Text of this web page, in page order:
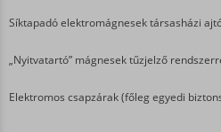
Síktapadó elektromágnesek társasházi
„Nyitvatartó” mágnesek tűzjelző
Elektromos csapzárak (főleg egyedi